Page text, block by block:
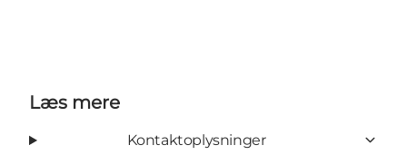
Læs mere
Kontaktoplysninger